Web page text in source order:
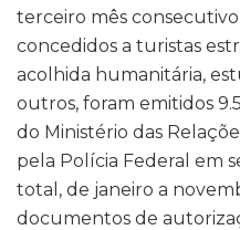
terceiro mês
concedidos a turistas
acolhida humanitária,
outros, foram emitidos
do Ministério das
pela Polícia Federal em
total, de janeiro a
documentos de